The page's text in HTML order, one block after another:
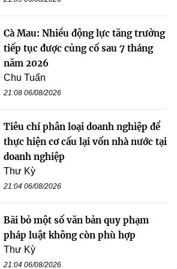
Cà Mau: Nhiều động lực tăng trưởng
tiếp tục được củng cố sau 7 tháng
năm 2026
Chu Tuấn
21:08 06/08/2026
Tiêu chí phân loại doanh nghiệp để
thực hiện cơ cấu lại vốn nhà nước tại
doanh nghiệp
Thư Kỳ
21:04 06/08/2026
Bãi bỏ một số văn bản quy phạm
pháp luật không còn phù hợp
Thư Kỳ
21:04 06/08/2026